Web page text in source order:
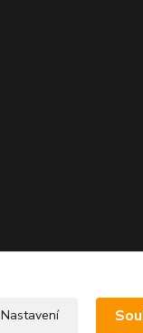
Nastavení